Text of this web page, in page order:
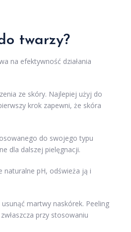
twarzy?
na efektywność działania
ze skóry. Najlepiej użyj do
krok zapewni, że skóra
do swojego typu
dla dalszej pielęgnacji.
naturalne pH, odświeża ją i
martwy naskórek. Peeling
przy stosowaniu